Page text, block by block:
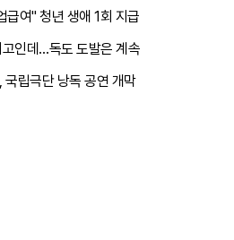
급여" 청년 생애 1회 지급
인데…독도 도발은 계속
국립극단 낭독 공연 개막